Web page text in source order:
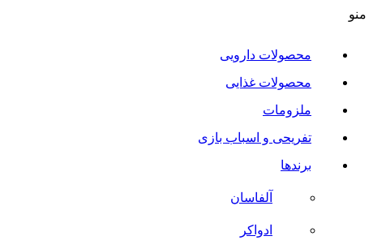
منو
محصولات دارویی
محصولات غذایی
ملزومات
تفریحی و اسباب بازی
برندها
آلفاسان
ادواکر